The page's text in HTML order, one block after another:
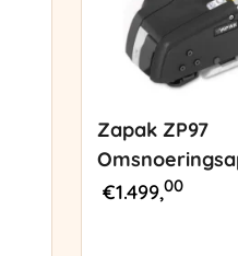
Zapak ZP97
€1.499,00